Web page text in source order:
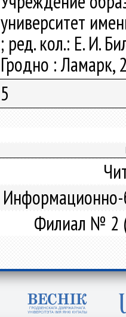
университет
; ред. кол.: Е. И.
Гродно : Ламарк,
5
Информационно-
Филиал № 2